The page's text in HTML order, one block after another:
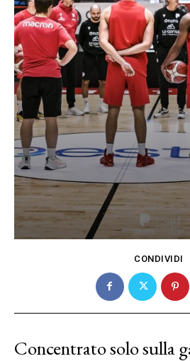
CONDIVIDI
Concentrato solo sulla